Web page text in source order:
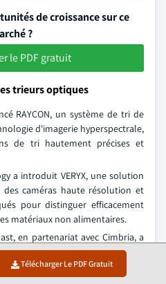
Télécharger Le PDF Gratuit
de croissance sur ce
?
le PDF gratuit
trieurs optiques
RAYCON, un système de tri de
d'imagerie hyperspectrale,
de tri hautement précises et
a introduit VERYX, une solution
caméras haute résolution et
pour distinguer efficacement
matériaux non alimentaires.
en partenariat avec Cimbria, a
optique innovant pour améliorer
et de tri des flocons de PP et de
globale et la qualité de la